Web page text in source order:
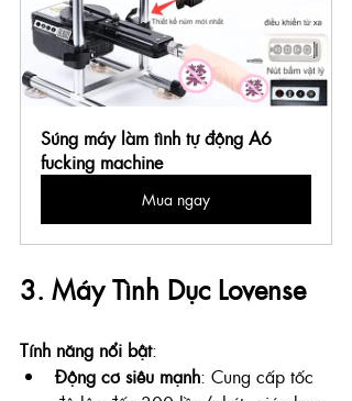
Súng máy làm tình tự động A6
fucking machine
Mua ngay
3. Máy Tình Dục Lovense
Tính năng nổi bật:
Động cơ siêu mạnh: Cung cấp tốc